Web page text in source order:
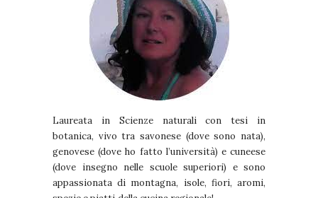
Laureata in Scienze naturali con tesi in
botanica, vivo tra savonese (dove sono nata),
genovese (dove ho fatto l’università) e cuneese
(dove insegno nelle scuole superiori) e sono
appassionata di montagna, isole, fiori, aromi,